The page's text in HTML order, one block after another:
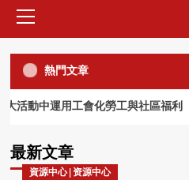
Menu
熱門文章
用工會化勞工與社區福利
最新文章
機場安檢人員透過仲裁取
Admin
資源中心 | 资源中心
資源中心 | 资源中心
4
5
工作場所遭遇騷擾